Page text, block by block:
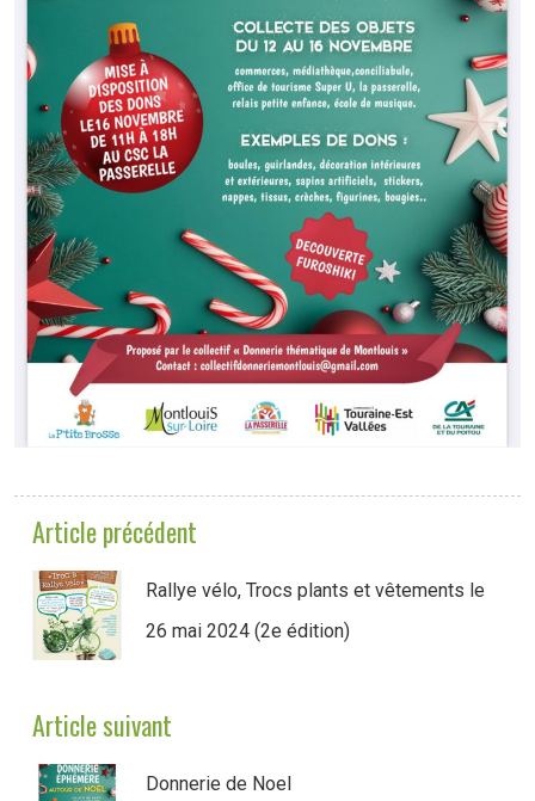
Article précédent
Rallye vélo, Trocs plants et vêtements le
26 mai 2024 (2e édition)
Article suivant
Donnerie de Noel